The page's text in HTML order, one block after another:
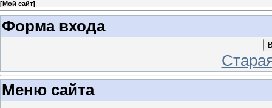
[Мой сайт]
Форма входа
Меню сайта